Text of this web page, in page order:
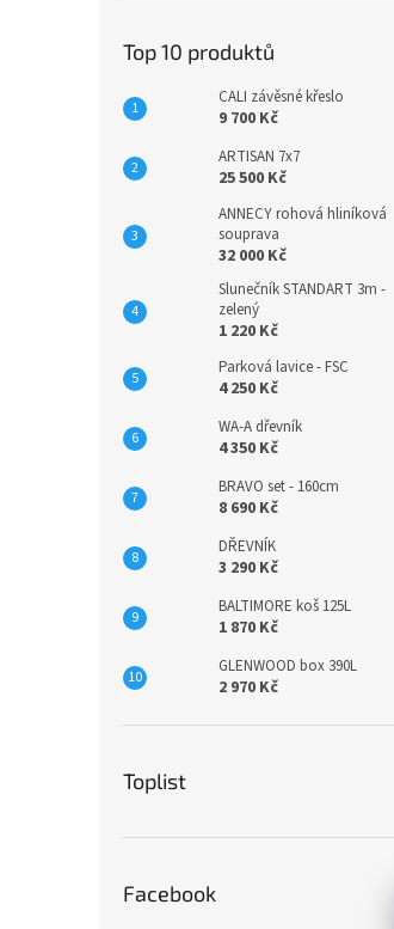
Top 10 produktů
CALI závěsné křeslo
9 700 Kč
ARTISAN 7x7
25 500 Kč
ANNECY rohová hliníková
souprava
32 000 Kč
Slunečník STANDART 3m -
zelený
1 220 Kč
Parková lavice - FSC
4 250 Kč
WA-A dřevník
4 350 Kč
BRAVO set - 160cm
8 690 Kč
DŘEVNÍK
3 290 Kč
BALTIMORE koš 125L
1 870 Kč
GLENWOOD box 390L
2 970 Kč
Toplist
Facebook